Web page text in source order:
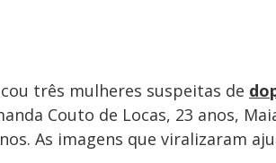
três mulheres suspeitas de
Couto de Locas, 23 anos,
As imagens que viralizaram